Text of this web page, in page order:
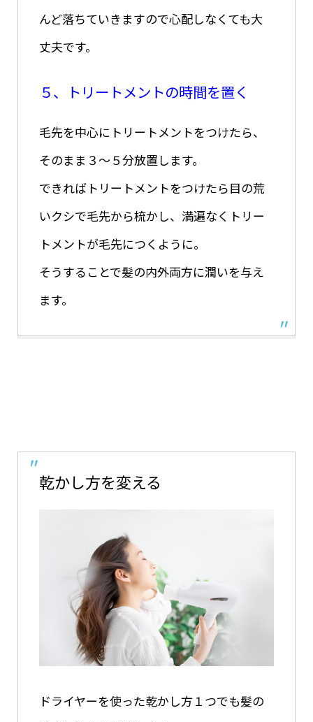
んど落ちていきますので心配しなくても大
丈夫です。
５、トリートメントの時間を置く
毛先を中心にトリートメントをつけたら、
そのまま３〜５分放置します。
できればトリートメントをつけたら目の荒
いクシで毛先から梳かし、満遍なくトリー
トメントが毛先につくように。
そうすることで髪の内外両方に潤いを与え
ます。
乾かし方を変える
ドライヤーを使った乾かし方１つでも髪の